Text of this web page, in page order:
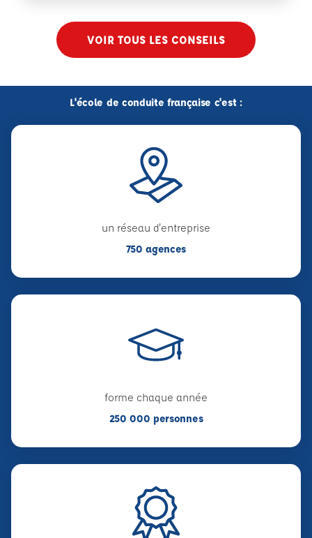
VOIR TOUS LES CONSEILS
L'école de conduite française c'est :
un réseau d'entreprise
750 agences
forme chaque année
250 000 personnes